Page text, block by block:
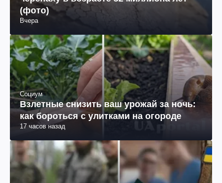
(фото)
Вчера
Социум
Взлетные снизить ваш урожай за ночь:
как бороться с улитками на огороде
17 часов назад